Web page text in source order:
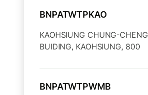
BNPATWTPKAO
KAOHSIUNG CHUNG-CHENG
BUIDING, KAOHSIUNG, 800
BNPATWTPWMB